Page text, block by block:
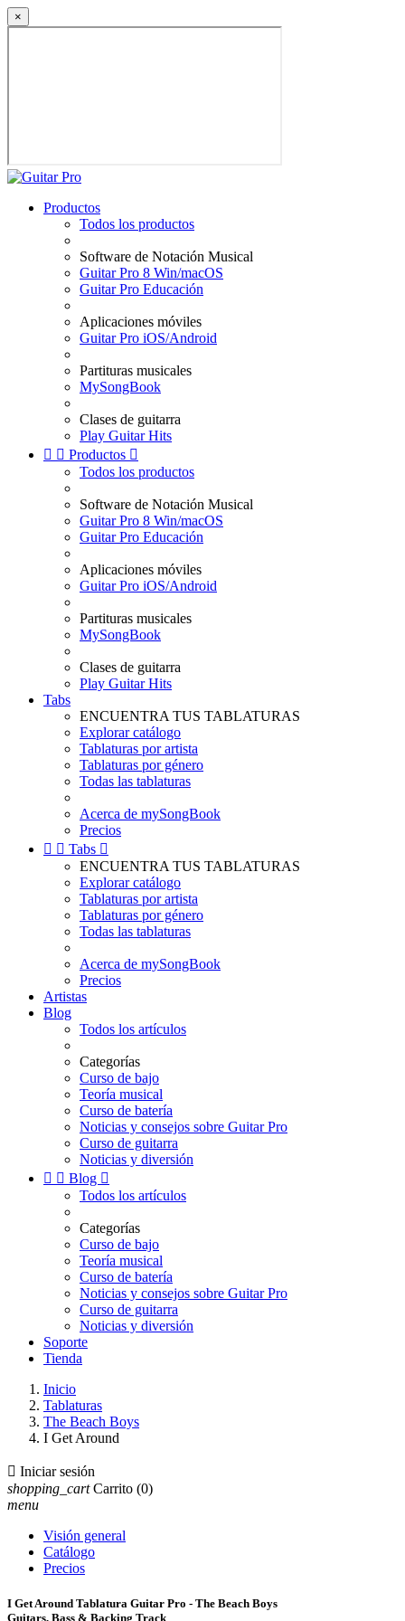
×
Productos
Todos los productos
Software de Notación Musical
Guitar Pro 8 Win/macOS
Guitar Pro Educación
Aplicaciones móviles
Guitar Pro iOS/Android
Partituras musicales
MySongBook
Clases de guitarra
Play Guitar Hits
  Productos 
Todos los productos
Software de Notación Musical
Guitar Pro 8 Win/macOS
Guitar Pro Educación
Aplicaciones móviles
Guitar Pro iOS/Android
Partituras musicales
MySongBook
Clases de guitarra
Play Guitar Hits
Tabs
ENCUENTRA TUS TABLATURAS
Explorar catálogo
Tablaturas por artista
Tablaturas por género
Todas las tablaturas
Acerca de mySongBook
Precios
  Tabs 
ENCUENTRA TUS TABLATURAS
Explorar catálogo
Tablaturas por artista
Tablaturas por género
Todas las tablaturas
Acerca de mySongBook
Precios
Artistas
Blog
Todos los artículos
Categorías
Curso de bajo
Teoría musical
Curso de batería
Noticias y consejos sobre Guitar Pro
Curso de guitarra
Noticias y diversión
  Blog 
Todos los artículos
Categorías
Curso de bajo
Teoría musical
Curso de batería
Noticias y consejos sobre Guitar Pro
Curso de guitarra
Noticias y diversión
Soporte
Tienda
Inicio
Tablaturas
The Beach Boys
I Get Around
 Iniciar sesión
shopping_cart Carrito (0)
menu
Visión general
Catálogo
Precios
I Get Around Tablatura Guitar Pro - The Beach Boys
Guitars, Bass & Backing Track